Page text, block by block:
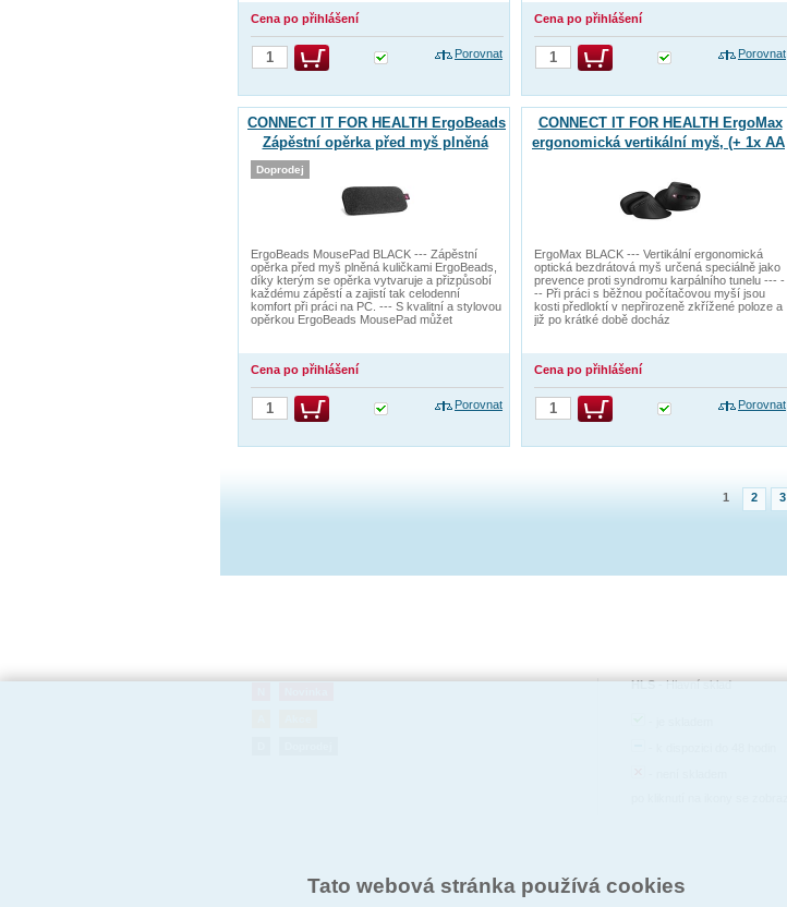
Cena po přihlášení
Porovnat
Cena po přihlášení
Porovnat
CONNECT IT FOR HEALTH ErgoBeads
Zápěstní opěrka před myš plněná
kuličkami ŠEDO-ČERNÁ
ErgoBeads MousePad BLACK --- Zápěstní
opěrka před myš plněná kuličkami ErgoBeads,
díky kterým se opěrka vytvaruje a přizpůsobí
každému zápěstí a zajistí tak celodenní
komfort při práci na PC. --- S kvalitní a stylovou
opěrkou ErgoBeads MousePad můžet
Cena po přihlášení
Porovnat
Doprodej
CONNECT IT FOR HEALTH ErgoMax
ergonomická vertikální myš, (+ 1x AA
ErgoMax BLACK --- Vertikální ergonomická
optická bezdrátová myš určená speciálně jako
prevence proti syndromu karpálního tunelu --- -
-- Při práci s běžnou počítačovou myší jsou
kosti předloktí v nepřirozeně zkřížené poloze a
již po krátké době docház
Cena po přihlášení
Porovnat
1 2 3
HLS-Hlavní sklad
Tato webová stránka používá cookies